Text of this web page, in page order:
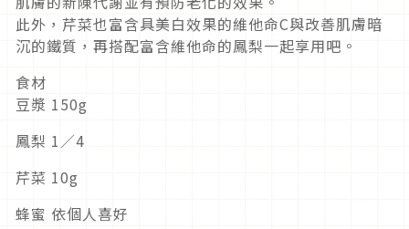
此外，芹菜也富含具美白效果的維他命C與改善肌膚暗
沉的鐵質，再搭配富含維他命的鳳梨一起享用吧。
食材
豆漿 150g
鳳梨 1／4
芹菜 10g
蜂蜜 依個人喜好